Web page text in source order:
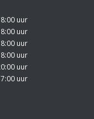
uur
uur
uur
uur
uur
uur